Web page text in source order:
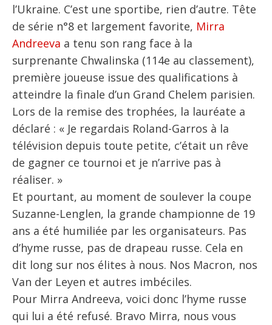
l’Ukraine. C’est une sportibe, rien d’autre. Tête
de série n°8 et largement favorite, Mirra
Andreeva a tenu son rang face à la
surprenante Chwalinska (114e au classement),
première joueuse issue des qualifications à
atteindre la finale d’un Grand Chelem parisien.
Lors de la remise des trophées, la lauréate a
déclaré : « Je regardais Roland-Garros à la
télévision depuis toute petite, c’était un rêve
de gagner ce tournoi et je n’arrive pas à
réaliser. »
Et pourtant, au moment de soulever la coupe
Suzanne-Lenglen, la grande championne de 19
ans a été humiliée par les organisateurs. Pas
d’hyme russe, pas de drapeau russe. Cela en
dit long sur nos élites à nous. Nos Macron, nos
Van der Leyen et autres imbéciles.
Pour Mirra Andreeva, voici donc l’hyme russe
qui lui a été refusé. Bravo Mirra, nous vous